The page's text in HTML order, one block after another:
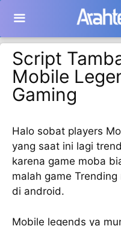
isi
Script
Mobile
Gaming
Halo sobat players
yang saat ini lagi
karena game moba
malah game
di android.
Mobile legends ya